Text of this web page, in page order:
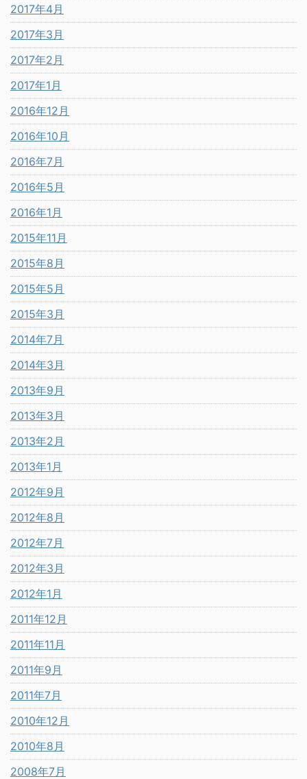
2017年4月
2017年3月
2017年2月
2017年1月
2016年12月
2016年10月
2016年7月
2016年5月
2016年1月
2015年11月
2015年8月
2015年5月
2015年3月
2014年7月
2014年3月
2013年9月
2013年3月
2013年2月
2013年1月
2012年9月
2012年8月
2012年7月
2012年3月
2012年1月
2011年12月
2011年11月
2011年9月
2011年7月
2010年12月
2010年8月
2008年7月